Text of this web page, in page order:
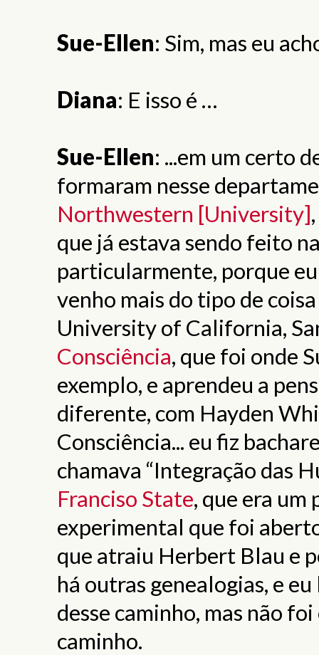
Sue-Ellen: Sim, mas eu
Diana: E isso é …
Sue-Ellen: ...em um certo
formaram nesse
Northwestern [University]
que já estava sendo feito
particularmente, porque
venho mais do tipo de
University of California,
Consciência, que foi onde
exemplo, e aprendeu a
diferente, com Hayden
Consciência... eu fiz
chamava “Integração das
Franciso State, que era um
experimental que foi
que atraiu Herbert Blau e
há outras genealogias, e
desse caminho, mas não
caminho.